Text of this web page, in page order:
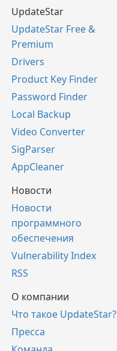
UpdateStar
UpdateStar Free &
Premium
Drivers
Product Key Finder
Password Finder
Local Backup
Video Converter
SigParser
AppCleaner
Новости
Новости
программного
обеспечения
Vulnerability Index
RSS
О компании
Что такое UpdateStar?
Пресса